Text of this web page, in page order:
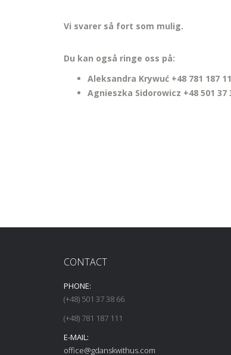
Vi svarer så fort som mulig.
Du kan også ringe oss på:
Aleksandra Krywuć +48 781 187
Agnieszka Sidorowicz +48 501 37
CONTACT
PHONE:
(+48) 501 37 38 66
(+48) 781 187 111
E-MAIL:
office@gdanskwithus.com